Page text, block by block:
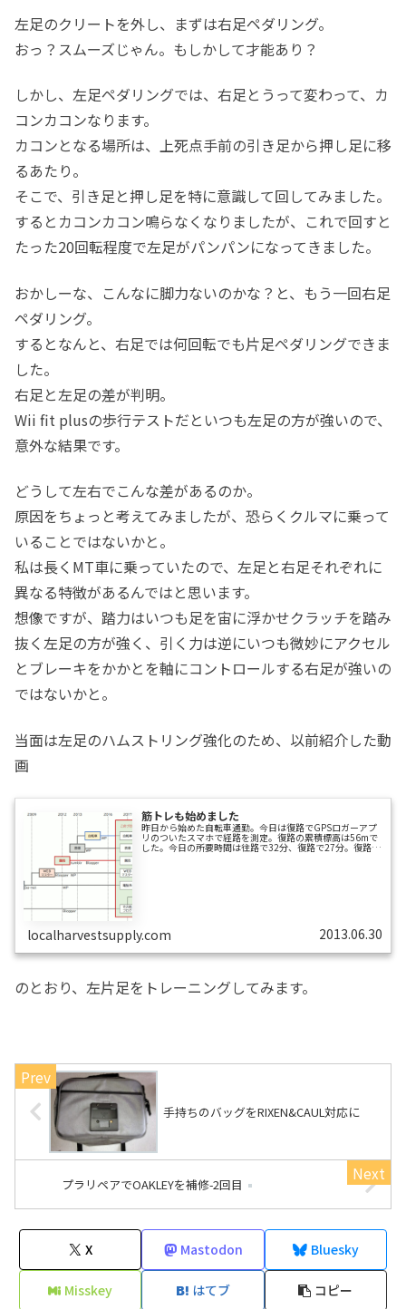
左足のクリートを外し、まずは右足ペダリング。
おっ？スムーズじゃん。もしかして才能あり？
しかし、左足ペダリングでは、右足とうって変わって、カ
コンカコンなります。
カコンとなる場所は、上死点手前の引き足から押し足に移
るあたり。
そこで、引き足と押し足を特に意識して回してみました。
するとカコンカコン鳴らなくなりましたが、これで回すと
たった20回転程度で左足がパンパンになってきました。
おかしーな、こんなに脚力ないのかな？と、もう一回右足
ペダリング。
するとなんと、右足では何回転でも片足ペダリングできま
した。
右足と左足の差が判明。
Wii fit plusの歩行テストだといつも左足の方が強いので、
意外な結果です。
どうして左右でこんな差があるのか。
原因をちょっと考えてみましたが、恐らくクルマに乗って
いることではないかと。
私は長くMT車に乗っていたので、左足と右足それぞれに
異なる特徴があるんではと思います。
想像ですが、踏力はいつも足を宙に浮かせクラッチを踏み
抜く左足の方が強く、引く力は逆にいつも微妙にアクセル
とブレーキをかかとを軸にコントロールする右足が強いの
ではないかと。
当面は左足のハムストリング強化のため、以前紹介した動
画
筋トレも始めました
昨日から始めた自転車通勤。今日は復路でGPSロガーアプ
リのついたスマホで経路を測定。復路の累積標高は56mで
した。今日の所要時間は往路で32分、復路で27分。復路の
localharvestsupply.com 2013.06.30
のとおり、左片足をトレーニングしてみます。
手持ちのバッグをRIXEN&CAUL対応に
プラリペアでOAKLEYを補修-2回目
X Mastodon Bluesky
Misskey はてブ コピー